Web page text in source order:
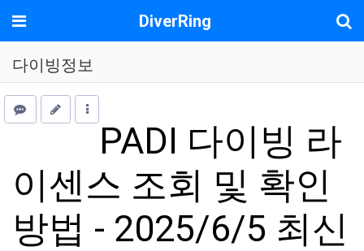
메뉴 DiverRing
다이빙정보
PADI 다이빙 라
이센스 조회 및 확인
방법 - 2025/6/5 최신